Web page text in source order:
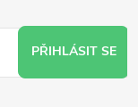
PŘIHLÁSIT SE